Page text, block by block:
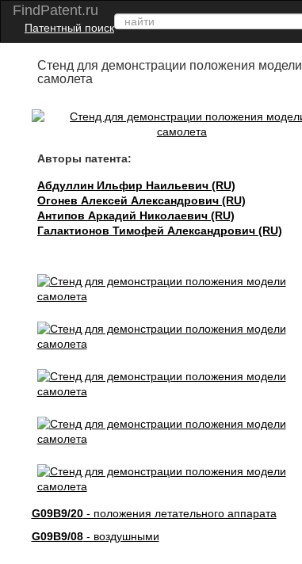
FindPatent.ru
Патентный поиск
Стенд для демонстрации положения модели
самолета
Авторы патента:
Абдуллин Ильфир Наильевич (RU)
Огонев Алексей Александрович (RU)
Антипов Аркадий Николаевич (RU)
Галактионов Тимофей Александрович (RU)
G09B9/20- положения летательного аппарата
G09B9/08- воздушными